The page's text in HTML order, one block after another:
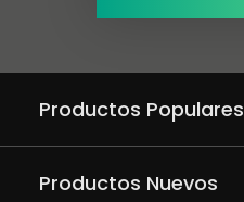
Productos Populares
Productos Nuevos